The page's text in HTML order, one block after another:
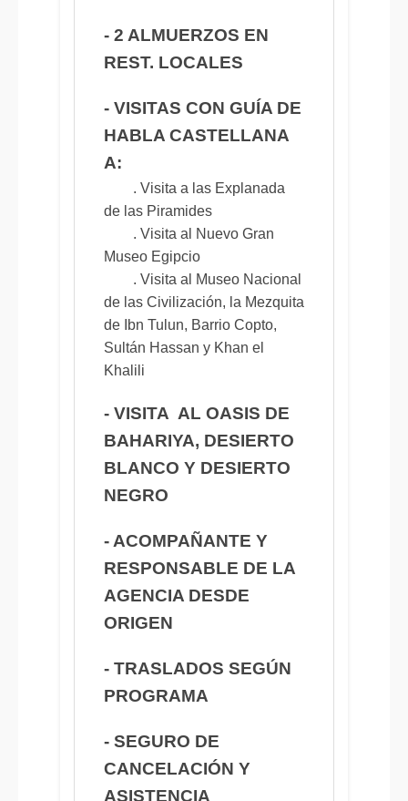
- 2 ALMUERZOS EN
REST. LOCALES
- VISITAS CON GUÍA DE
HABLA CASTELLANA
A:
. Visita a las Explanada
de las Piramides
. Visita al Nuevo Gran
Museo Egipcio
. Visita al Museo Nacional
de las Civilización, la Mezquita
de Ibn Tulun, Barrio Copto,
Sultán Hassan y Khan el
Khalili
- VISITA AL OASIS DE
BAHARIYA, DESIERTO
BLANCO Y DESIERTO
NEGRO
- ACOMPAÑANTE Y
RESPONSABLE DE LA
AGENCIA DESDE
ORIGEN
- TRASLADOS SEGÚN
PROGRAMA
- SEGURO DE
CANCELACIÓN Y
ASISTENCIA